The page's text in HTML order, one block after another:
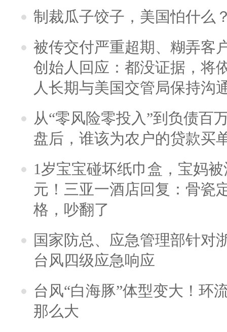
制裁瓜子饺子，美国怕什么
被传交付严重超期、糊弄客
创始人回应：都没证据，将
人长期与美国交管局保持沟
从“零风险零投入”到负债百
盘后，谁该为农户的贷款买
1岁宝宝碰坏纸巾盒，宝妈
元！三亚一酒店回复：骨瓷
格，吵翻了
国家防总、应急管理部针对
台风四级应急响应
台风“白海豚”体型变大！环
那么大